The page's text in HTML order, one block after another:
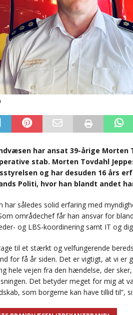
har ansat 39-årige Morten
stab. Morten Tovdahl
og har desuden 16 års
Politi, hvor han blandt andet
har således solid erfaring med
områdechef får han ansvar for
og LBS-koordinering samt IT og
til et stærkt og velfungerende
for få år siden. Det er vigtigt, at vi er
hele vejen fra den hændelse, der
Det betyder meget for mig at
som borgerne kan have tillid til”,